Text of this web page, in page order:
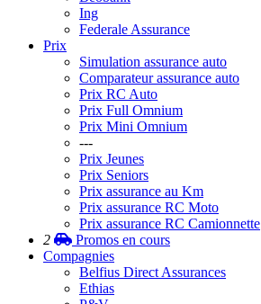
Ing
Federale Assurance
Prix
Simulation assurance auto
Comparateur assurance auto
Prix RC Auto
Prix Full Omnium
Prix Mini Omnium
---
Prix Jeunes
Prix Seniors
Prix assurance au Km
Prix assurance RC Moto
Prix assurance RC Camionnette
2
Promos en cours
Compagnies
Belfius Direct Assurances
Ethias